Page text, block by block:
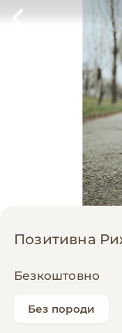
Позитивна
Безкоштовно
Без породи